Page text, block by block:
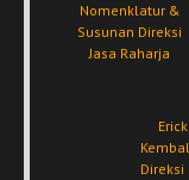
Nomenklatur &
Susunan Direksi
Jasa Raharja
Direksi